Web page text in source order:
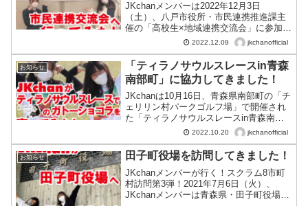
JKchanメンバーは2022年12月3日
（土）、八戸市役所・市民連携推進課主
催の「高校生×地域連携交流会」に参加し
ました。高校生×地域連携交流会とは？私
たちの住む地域で活躍するファシリテー
ターやゲストスピーカーから、自身のこ
とや地域に対す...
2022.12.09 jkchanofficial
お知らせ
「ティラノサウルスレースin青森
南部町」に協力してきました！
JKchanは10月16日、青森県南部町の「チ
ェリリン村パークゴルフ場」で開催され
た「ティラノサウルスレースin青森南部
町」のボランティアスタッフとして参加
2022.10.20 jkchanofficial
お知らせ 田子町役場を訪問してきました！
JKchanメンバーが行く！スクラム8市町
村訪問第3弾！2021年7月6日（火）、
JKchanメンバーは青森県・田子町役場へ